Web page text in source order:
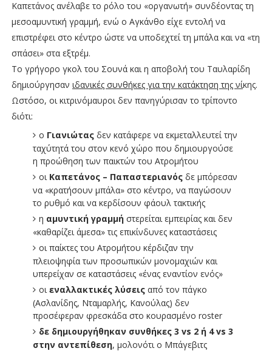
Καπετάνος ανέλαβε το ρόλο του «οργανωτή» συνδέοντας τη
μεσοαμυντική γραμμή, ενώ ο Αγκάνθο είχε εντολή να
επιστρέφει στο κέντρο ώστε να υποδεχτεί τη μπάλα και να «τη
σπάσει» στα εξτρέμ.
Το γρήγορο γκολ του Σουνά και η αποβολή του Ταυλαρίδη
δημιούργησαν ιδανικές συνθήκες για την κατάκτηση της νίκης.
Ωστόσο, οι κιτρινόμαυροι δεν πανηγύρισαν το τρίποντο
διότι:
ο Γιανιώταςδεν κατάφερε να εκμεταλλευτεί την
ταχύτητά του στον κενό χώρο που δημιουργούσε
η προώθηση των παικτών του Ατρομήτου
οι Καπετάνος – Παπαστεριανόςδε μπόρεσαν
να «κρατήσουν μπάλα» στο κέντρο, να παγώσουν
το ρυθμό και να κερδίσουν φάουλ τακτικής
η αμυντική γραμμήστερείται εμπειρίας και δεν
«καθαρίζει άμεσα» τις επικίνδυνες καταστάσεις
οι παίκτες του Ατρομήτου κέρδιζαν την
πλειοψηφία των προσωπικών μονομαχιών και
υπερείχαν σε καταστάσεις «ένας εναντίον ενός»
οιεναλλακτικές λύσειςαπό τον πάγκο
(Ασλανίδης, Νταμαρλής, Κανούλας) δεν
προσέφεραν φρεσκάδα στο κουρασμένο roster
δε δημιουργήθηκαν συνθήκες 3 vs 2 ή 4 vs 3
στην αντεπίθεση, μολονότι ο Μπάγεβιτς